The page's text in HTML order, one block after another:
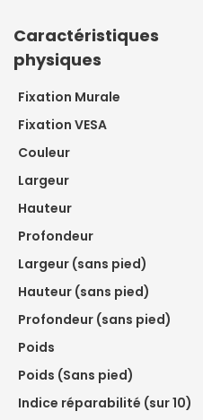
Caractéristiques
physiques
Fixation Murale
Fixation VESA
Couleur
Largeur
Hauteur
Profondeur
Largeur (sans pied)
Hauteur (sans pied)
Profondeur (sans pied)
Poids
Poids (Sans pied)
Indice réparabilité (sur 10)